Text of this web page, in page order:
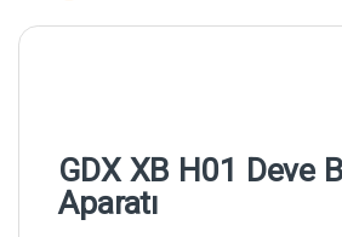
GDX XB H01 Deve
Aparatı